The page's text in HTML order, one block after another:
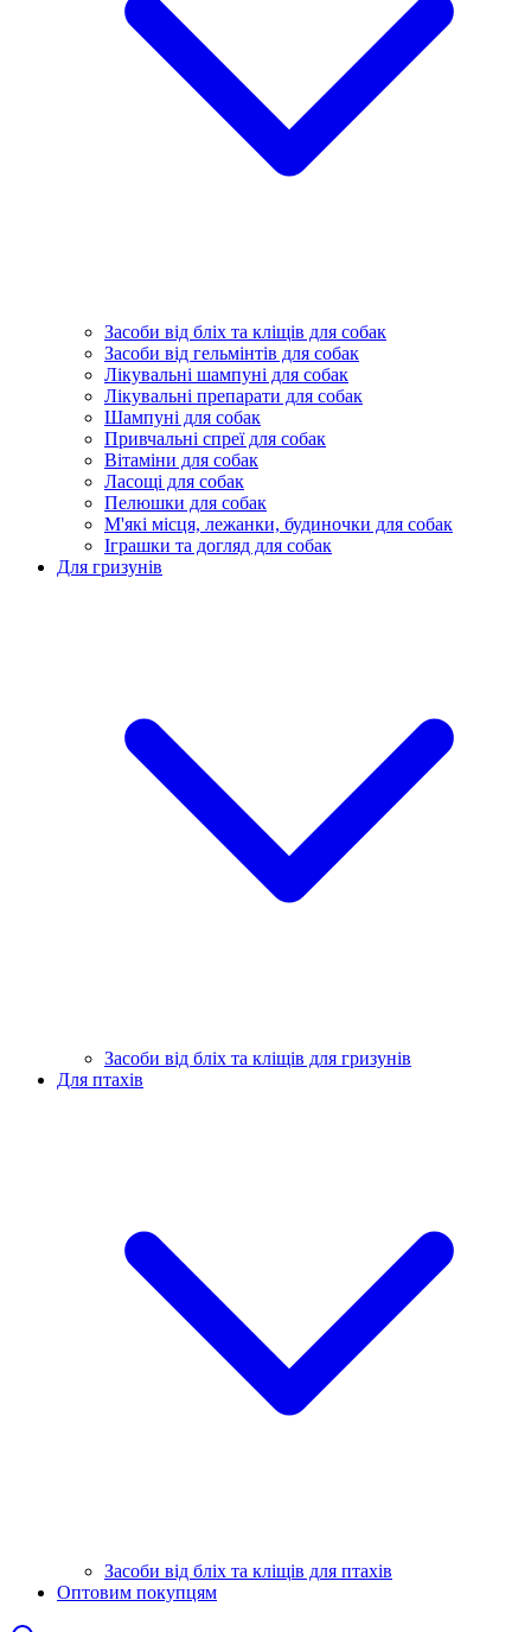
Засоби від бліх та кліщів для собак
Засоби від гельмінтів для собак
Лікувальні шампуні для собак
Лікувальні препарати для собак
Шампуні для собак
Привчальні спреї для собак
Вітаміни для собак
Ласощі для собак
Пелюшки для собак
М'які місця, лежанки, будиночки для собак
Іграшки та догляд для собак
Для гризунів
Засоби від бліх та кліщів для гризунів
Для птахів
Засоби від бліх та кліщів для птахів
Оптовим покупцям